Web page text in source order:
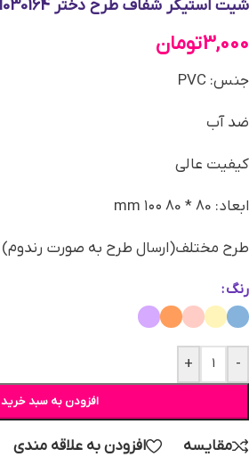
شیت استیکر شفاف طرح دختر MM030164
3,000تومان
جنس: PVC
ضد آب
کیفیت عالی
ابعاد: 80 * 80 mm ۱۰۰
طرح مختلف(ارسال طرح به صورت رندوم)
رنگ
-
+
افزودن به سبد خرید
مقایسه
افزودن به علاقه مندی